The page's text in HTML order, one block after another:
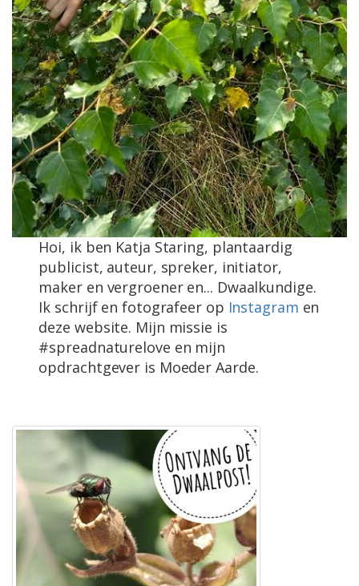
Hoi, ik ben Katja Staring, plantaardig
publicist, auteur, spreker, initiator,
maker en vergroener en... Dwaalkundige.
Ik schrijf en fotografeer op Instagram en
deze website. Mijn missie is
#spreadnaturelove en mijn
opdrachtgever is Moeder Aarde.